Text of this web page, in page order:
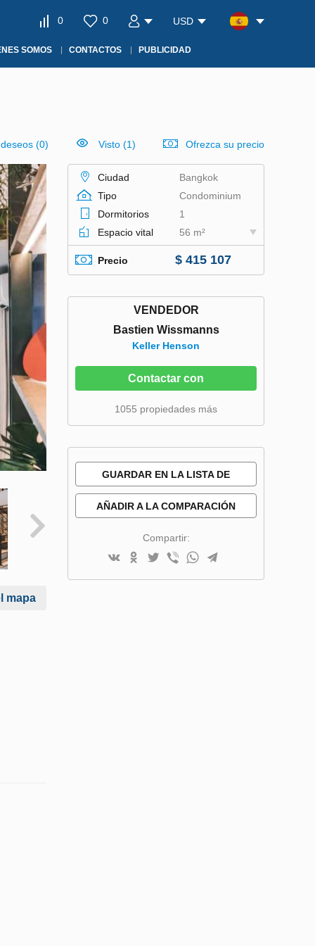
0 0 USD
SOMOS CONTACTOS PUBLICIDAD
(0) Visto (1) Ofrezca su precio
mapa
Ciudad
Bangkok
Tipo
Condominium
Dormitorios
1
Espacio vital
56 m²
Precio $ 415 107
VENDEDOR
Bastien Wissmanns
Keller Henson
Contactar con
1055 propiedades más
GUARDAR EN LA LISTA DE
AÑADIR A LA COMPARACIÓN
Compartir: